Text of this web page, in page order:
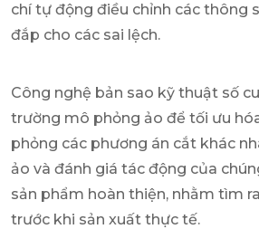
chí tự động điều chỉnh các thông
đắp cho các sai lệch.
Công nghệ bản sao kỹ thuật số
trường mô phỏng ảo để tối ưu
phỏng các phương án cắt khác
ảo và đánh giá tác động của
sản phẩm hoàn thiện, nhằm tìm
trước khi sản xuất thực tế.